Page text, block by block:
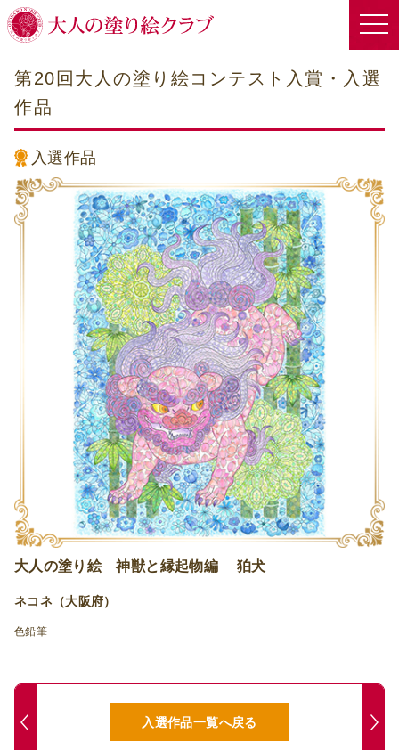
第20回大人の塗り絵コンテスト入賞・入選
作品
入選作品
大人の塗り絵 神獣と縁起物編 狛犬
ネコネ（大阪府）
色鉛筆
入選作品一覧へ戻る